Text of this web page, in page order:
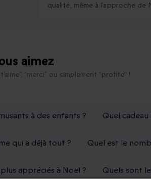
qualité, même à l’approche de
aimez
“merci” ou simplement “profite" !
à des enfants ? Quel
qui a déjà tout ? Quel est le
appréciés à Noël ? Quels sont